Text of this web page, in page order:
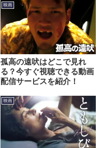
映画
孤高の遠吠はどこで見れ
る？今すぐ視聴できる動画
配信サービスを紹介！
映画